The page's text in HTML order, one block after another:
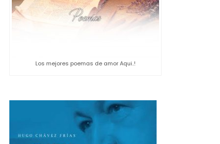
Los mejores poemas de amor Aqui..!